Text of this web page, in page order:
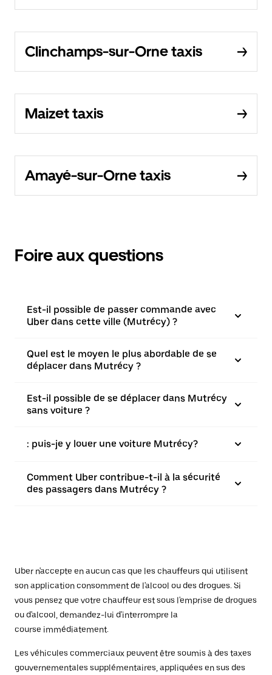
Clinchamps-sur-Orne taxis
Maizet taxis
Amayé-sur-Orne taxis
Foire aux questions
Est-il possible de passer commande avec
Uber dans cette ville (Mutrécy) ?
Quel est le moyen le plus abordable de se
déplacer dans Mutrécy ?
Est-il possible de se déplacer dans Mutrécy
sans voiture ?
: puis-je y louer une voiture Mutrécy?
Comment Uber contribue-t-il à la sécurité
des passagers dans Mutrécy ?
Uber n'accepte en aucun cas que les chauffeurs qui utilisent
son application consomment de l'alcool ou des drogues. Si
vous pensez que votre chauffeur est sous l'emprise de drogues
ou d'alcool, demandez-lui d'interrompre la
course immédiatement.
Les véhicules commerciaux peuvent être soumis à des taxes
gouvernementales supplémentaires, appliquées en sus des